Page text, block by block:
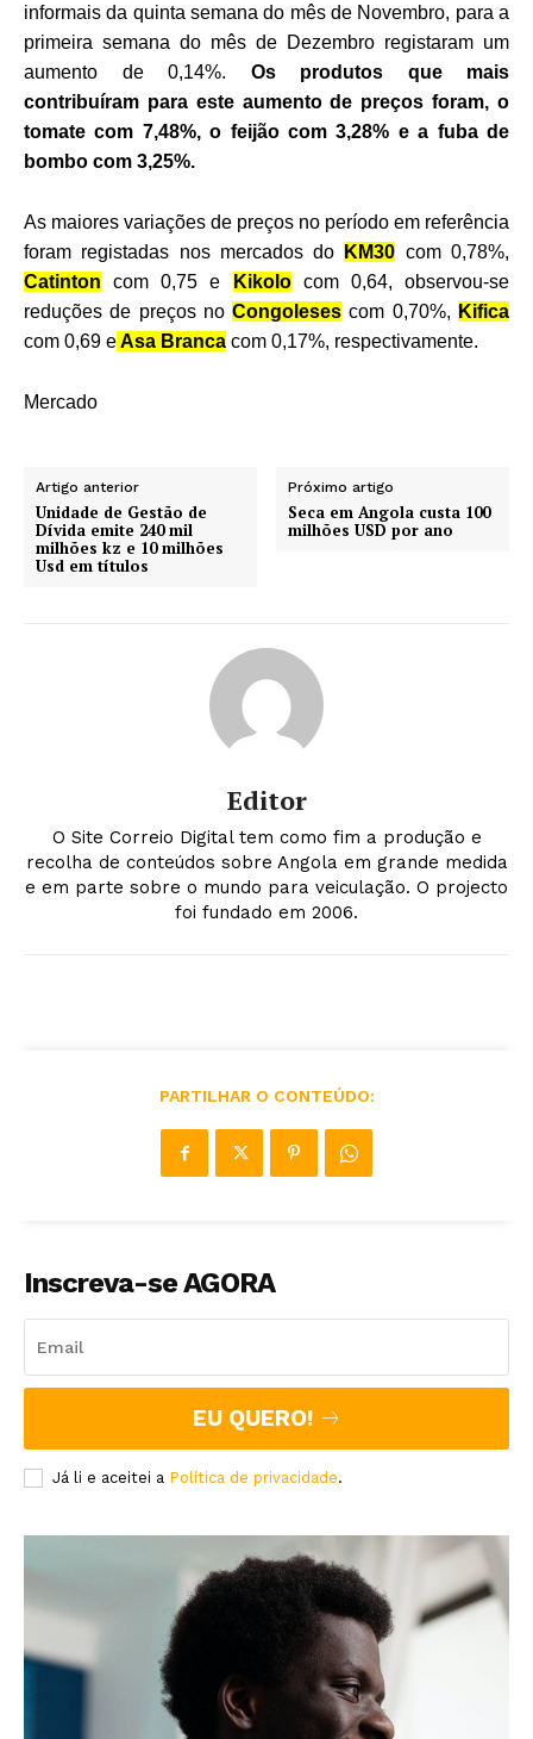
informais da quinta semana do mês de Novembro, para a
primeira semana do mês de Dezembro registaram um
aumento de 0,14%. Os produtos que mais
contribuíram para este aumento de preços foram, o
tomate com 7,48%, o feijão com 3,28% e a fuba de
bombo com 3,25%.
As maiores variações de preços no período em referência
foram registadas nos mercados do
KM30 com 0,78%,
Catinton com 0,75 e Kikolocom 0,64, observou-se
reduções de preços noCongoleses com 0,70%, Kifica
com 0,69 eAsa Branca com 0,17%, respectivamente.
Mercado
Artigo anterior
Unidade de Gestão de
Dívida emite 240 mil
milhões kz e 10 milhões
Usd em títulos
Próximo artigo
Seca em Angola custa 100
milhões USD por ano
Editor
O Site Correio Digital tem como fim a produção e
recolha de conteúdos sobre Angola em grande medida
e em parte sobre o mundo para veiculação. O projecto
foi fundado em 2006.
PARTILHAR O CONTEÚDO:
Inscreva-se AGORA
EU QUERO!
Já li e aceitei a Política de privacidade.